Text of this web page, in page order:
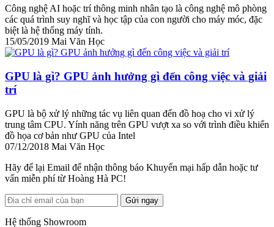
Công nghệ AI hoặc trí thông minh nhân tạo là công nghệ mô phòng
các quá trình suy nghĩ và học tập của con người cho máy móc, đặc
biệt là hệ thống máy tính.
15/05/2019 Mai Văn Học
GPU là gì? GPU ảnh hưởng gì đến công việc và giải
trí
GPU là bộ xử lý những tác vụ liên quan đến đồ hoạ cho vi xử lý
trung tâm CPU. Yính năng trên GPU vượt xa so với trình điều khiển
đồ họa cơ bản như GPU của Intel
07/12/2018 Mai Văn Học
Hãy để lại Email để nhận thông báo Khuyến mại hấp dẫn hoặc tư
vấn miễn phí từ Hoàng Hà PC!
Gửi ngay
Hệ thống Showroom